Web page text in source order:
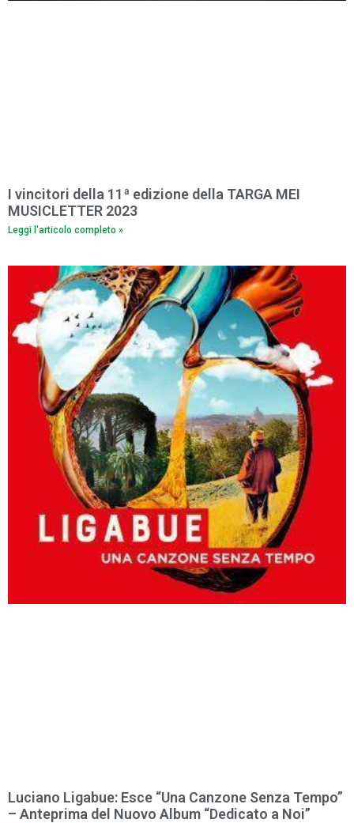
I vincitori della 11ª edizione della TARGA MEI
MUSICLETTER 2023
Leggi l'articolo completo »
Luciano Ligabue: Esce “Una Canzone Senza Tempo”
– Anteprima del Nuovo Album “Dedicato a Noi”